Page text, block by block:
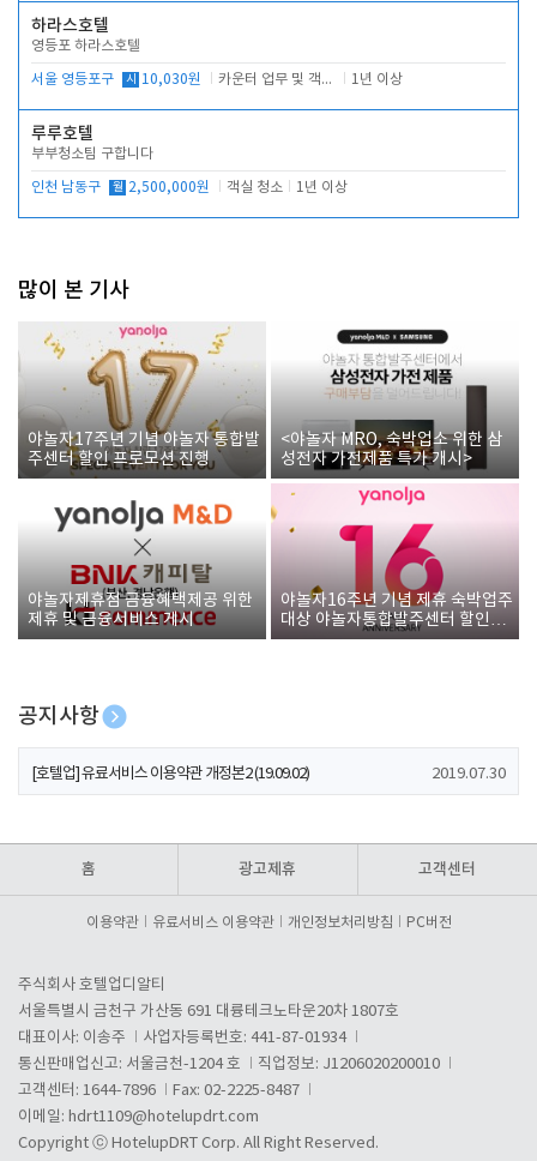
하라스호텔
영등포 하라스호텔
서울 영등포구 시 10,030원 카운터 업무 및 객실관리(청소상태 확인, 객실판매) 1년 이상
루루호텔
부부청소팀 구합니다
인천 남동구 월 2,500,000원 객실 청소 1년 이상
많이 본 기사
야놀자17주년 기념 야놀자 통합발
주센터 할인 프로모션 진행
<야놀자 MRO, 숙박업소 위한 삼
성전자 가전제품 특가 개시>
야놀자제휴점 금융혜택제공 위한
제휴 및 금융서비스 게시
야놀자16주년 기념 제휴 숙박업주
대상 야놀자통합발주센터 할인쿠
폰 증정
공지사항
[호텔업] 개인정보 처리방침 개정본1 (19.09.02)
[호텔업] 유료서비스 이용약관 개정본2 (19.09.02) 2019.07.30
홈 광고제휴 고객센터
이용약관 유료서비스 이용약관 개인정보처리방침 PC버전
주식회사 호텔업디알티
서울특별시 금천구 가산동 691 대륭테크노타운20차 1807호
대표이사: 이송주
사업자등록번호: 441-87-01934
통신판매업신고: 서울금천-1204 호
직업정보: J1206020200010
고객센터: 1644-7896
Fax: 02-2225-8487
이메일: hdrt1109@hotelupdrt.com
Copyright ⓒ HotelupDRT Corp. All Right Reserved.